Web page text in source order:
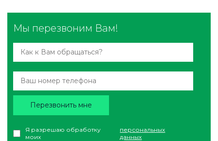
Мы перезвоним Вам!
Я разрешаю обработку
моих
персональных
данных
Перезвонить мне